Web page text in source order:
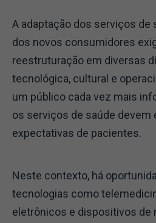
A adaptação dos serviços de
dos novos consumidores
reestruturação em diversas
tecnológica, cultural e
um público cada vez mais
os serviços de saúde devem
expectativas de pacientes.
Neste contexto, há
tecnologias como
eletrônicos e dispositivos de